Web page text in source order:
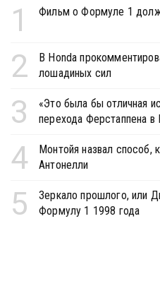
1 Фильм о Формуле 1
2
В Honda
лошадиных сил
3
«Это была бы отличная
перехода Ферстаппена в
4
Монтойя назвал способ,
Антонелли
5
Зеркало прошлого, или
Формулу 1 1998 года